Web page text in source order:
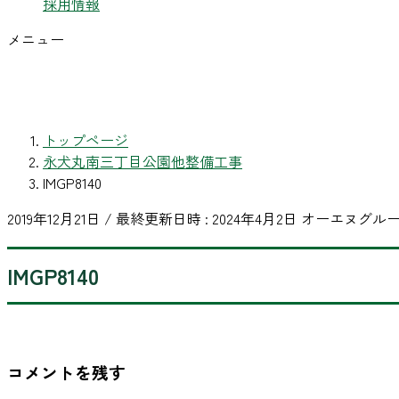
メニュー
トップページ
永犬丸南三丁目公園他整備工事
IMGP8140
2019年12月21日 / 最終更新日時 : 2024年4月2日 オーエヌグル
IMGP8140
コメントを残す